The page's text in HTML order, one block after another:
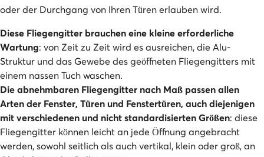
oder der Durchgang von Ihren Türen erlauben wird.
Diese Fliegengitter brauchen eine kleine erforderliche
Wartung: von Zeit zu Zeit wird es ausreichen, die Alu-
Struktur und das Gewebe des geöffneten Fliegengitters mit
einem nassen Tuch waschen.
Die abnehmbaren Fliegengitter nach Maß passen allen
Arten der Fenster, Türen und Fenstertüren, auch diejenigen
mit verschiedenen und nicht standardisierten Größen: diese
Fliegengitter können leicht an jede Öffnung angebracht
werden, sowohl seitlich als auch vertikal, klein oder groß, an